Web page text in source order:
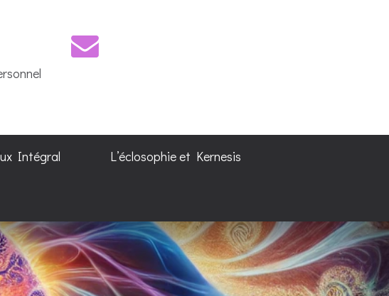
Intégral L’éclosophie et Kernesis